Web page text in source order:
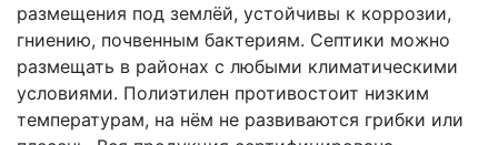
размещения под землёй, устойчивы к коррозии,
гниению, почвенным бактериям. Септики можно
размещать в районах с любыми климатическими
условиями. Полиэтилен противостоит низким
температурам, на нём не развиваются грибки или